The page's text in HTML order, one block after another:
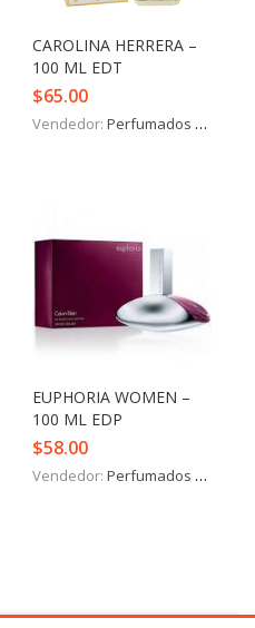
CAROLINA HERRERA –
100 ML EDT
$65.00
Vendedor: Perfumados y más
EUPHORIA WOMEN –
100 ML EDP
$58.00
Vendedor: Perfumados y más